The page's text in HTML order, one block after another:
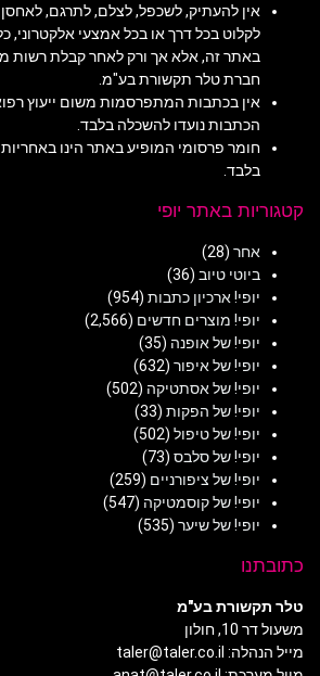
אין להעתיק, לשכפל, לצלם, לתרגם,
לקלוט בכל דרך או בכל אמצעי
באתר זה, אלא אך ורק לאחר קבלת רשות
חברת טלר תקשורת בע"מ.
אין בכתבות המתפרסמות משום ייעוץ
הכתבות נועדו להשכלה בלבד.
חומר פרסומי המופיע באתר הינו
בלבד.
קטגוריות באתר יופי
אחר (28)
ביוטי טיוב (36)
יופי! ארכיון כתבות (954)
יופי! מוצרים חדשים (2,566)
יופי! של אופנה (35)
יופי! של איפור (632)
יופי! של אסתטיקה (502)
יופי! של הפקות (33)
יופי! של טיפול (502)
יופי! של סלבס (73)
יופי! של ציפורניים (259)
יופי! של קוסמטיקה (547)
יופי! של שיער (535)
כתובתנו
טלר תקשורת בע"מ
משעול דר 10, חולון
מייל הנהלה: taler@taler.co.il